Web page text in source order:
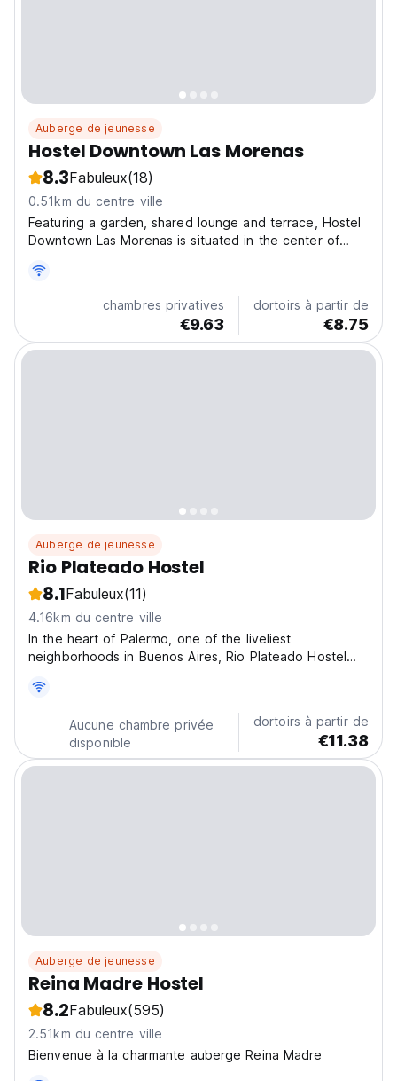
Auberge de jeunesse
Hostel Downtown Las Morenas
8.3Fabuleux(18)
0.51km du centre ville
Featuring a garden, shared lounge and terrace, Hostel
Downtown Las Morenas is situated in the center of
700 meters from Obelisco of Buenos Aires, 800 meters
from Teatro Colón and 1.1 km from Plaza de Mayo....
chambres privatives
€9.63
dortoirs à partir de
€8.75
Auberge de jeunesse
Rio Plateado Hostel
8.1Fabuleux(11)
4.16km du centre ville
In the heart of Palermo, one of the liveliest
neighborhoods in Buenos Aires, Rio Plateado Hostel
have spacious common areas and quiet corners for
socializing or simply taking a break, ensuring a
relaxed...Aucune chambre privée
disponible
dortoirs à partir de
€11.38
Auberge de jeunesse
Reina Madre Hostel
8.2Fabuleux(595)
2.51km du centre ville
Bienvenue à la charmante auberge Reina Madre